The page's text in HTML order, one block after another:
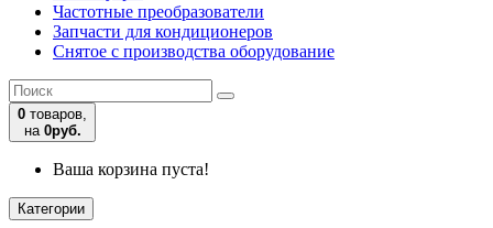
Частотные преобразователи
Запчасти для кондиционеров
Снятое с производства оборудование
0 товаров,
на 0руб.
Ваша корзина пуста!
Категории